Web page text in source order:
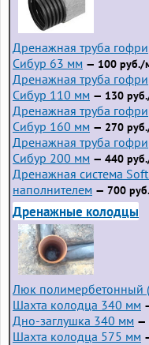
Дренажная труба
Сибур 63 мм — 100 руб./
Дренажная труба
Сибур 110 мм — 130
Дренажная труба
Сибур 160 мм — 270
Дренажная труба
Сибур 200 мм — 440
Дренажная система
наполнителем — 700
Дренажные колодцы
Люк полимербетонный
Шахта колодца 340 мм
Дно-заглушка 340 мм —
Шахта колодца 575 мм